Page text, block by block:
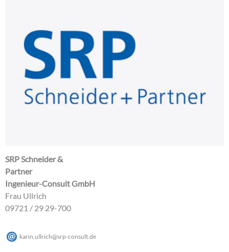
SRP Schneider &
Partner
Ingenieur-Consult GmbH
Frau Ullrich
09721 / 29 29-700
karin.ullrich@srp-consult.de